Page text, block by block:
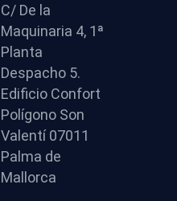
C/ De la
Maquinaria 4, 1ª
Planta
Despacho 5.
Edificio Confort
Polígono Son
Valentí 07011
Palma de
Mallorca